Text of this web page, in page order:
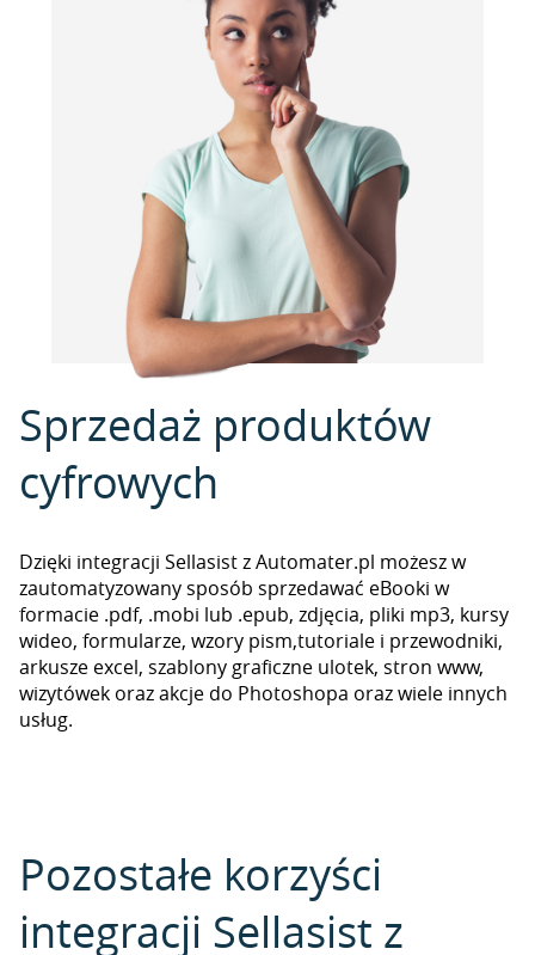
Sprzedaż produktów
cyfrowych
Dzięki integracji Sellasist z Automater.pl możesz w
zautomatyzowany sposób sprzedawać eBooki w
formacie .pdf, .mobi lub .epub, zdjęcia, pliki mp3, kursy
wideo, formularze, wzory pism,tutoriale i przewodniki,
arkusze excel, szablony graficzne ulotek, stron www,
wizytówek oraz akcje do Photoshopa oraz wiele innych
usług.
Pozostałe korzyści
integracji Sellasist z